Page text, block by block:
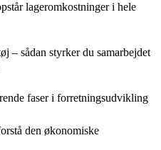
lageromkostninger i hele
– sådan styrker du samarbejdet
faser i forretningsudvikling
den økonomiske